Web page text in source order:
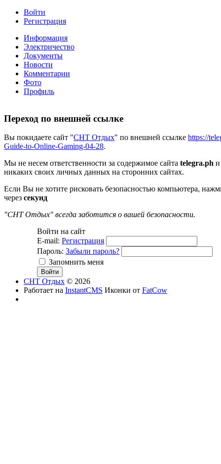
Войти
Регистрация
Информация
Электричество
Документы
Новости
Комментарии
Фото
Профиль
Переход по внешней ссылке
Вы покидаете сайт "СНТ Отдых" по внешней ссылке https://
Guide-to-Online-Gaming-04-28.
Мы не несем ответственности за содержимое сайта telegra.ph и
никаких своих личных данных на сторонних сайтах.
Если Вы не хотите рисковать безопасностью компьютера,
через секунд
"СНТ Отдых" всегда заботится о вашей безопасности.
Войти на сайт
E-mail: Регистрация
Пароль: Забыли пароль?
Запомнить меня
СНТ Отдых © 2026
Работает на InstantCMS Иконки от FatCow